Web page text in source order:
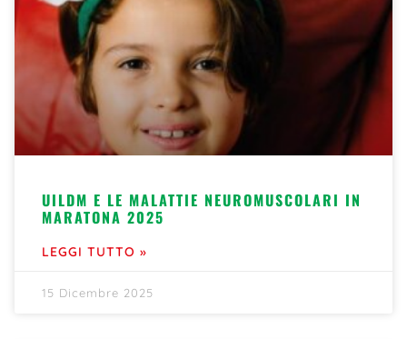
UILDM E LE MALATTIE NEUROMUSCOLARI IN
MARATONA 2025
LEGGI TUTTO »
15 Dicembre 2025